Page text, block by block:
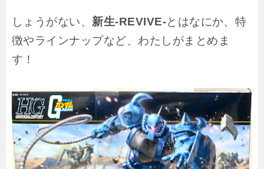
しょうがない、新生-REVIVE-とはなにか、特
徴やラインナップなど、わたしがまとめま
す！